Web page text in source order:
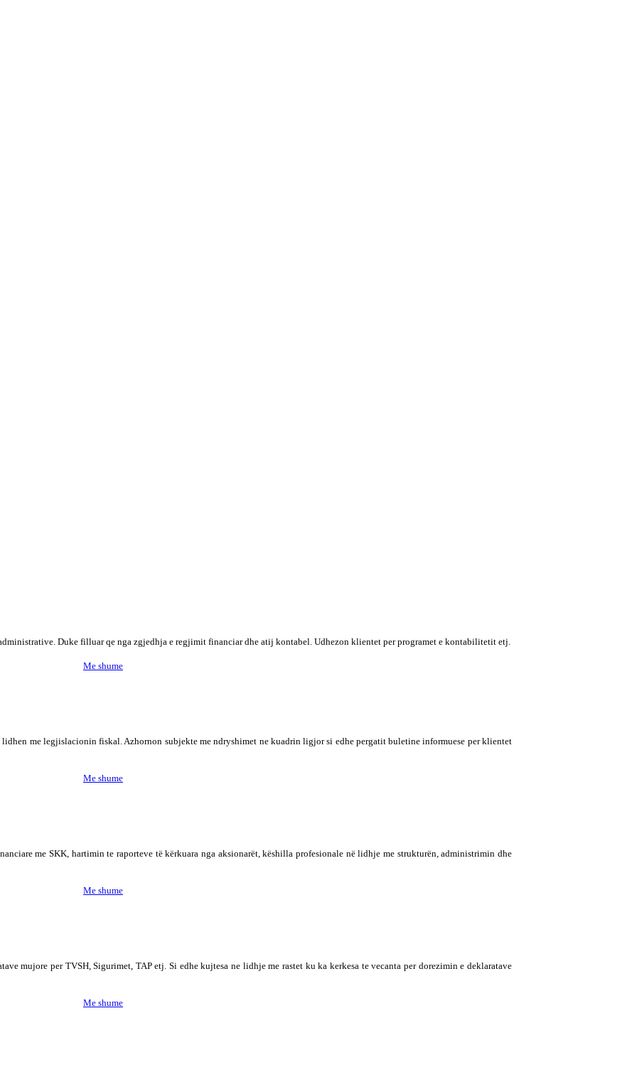
Duke filluar qe nga zgjedhja e regjimit financiar dhe atij kontabel. Udhezon klientet per programet e kontabilitetit etj.
Me shume
me legjislacionin fiskal. Azhornon subjekte me ndryshimet ne kuadrin ligjor si edhe pergatit buletine informuese per klientet
Me shume
me SKK, hartimin te raporteve të kërkuara nga aksionarët, këshilla profesionale në lidhje me strukturën, administrimin dhe
Me shume
mujore per TVSH, Sigurimet, TAP etj. Si edhe kujtesa ne lidhje me rastet ku ka kerkesa te vecanta per dorezimin e deklaratave
Me shume